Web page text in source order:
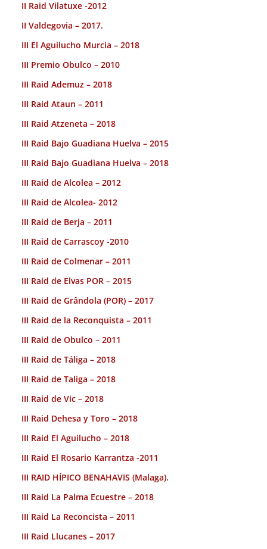
II Raid Vilatuxe -2012
II Valdegovia – 2017.
III El Aguilucho Murcia – 2018
III Premio Obulco – 2010
III Raid Ademuz – 2018
III Raid Ataun – 2011
III Raid Atzeneta – 2018
III Raid Bajo Guadiana Huelva – 2015
III Raid Bajo Guadiana Huelva – 2018
III Raid de Alcolea – 2012
III Raid de Alcolea- 2012
III Raid de Berja – 2011
III Raid de Carrascoy -2010
III Raid de Colmenar – 2011
III Raid de Elvas POR – 2015
III Raid de Grândola (POR) – 2017
III Raid de la Reconquista – 2011
III Raid de Obulco – 2011
III Raid de Táliga – 2018
III Raid de Taliga – 2018
III Raid de Vic – 2018
III Raid Dehesa y Toro – 2018
III Raid El Aguilucho – 2018
III Raid El Rosario Karrantza -2011
III RAID HÍPICO BENAHAVIS (Malaga).
III Raid La Palma Ecuestre – 2018
III Raid La Reconcista – 2011
III Raid Llucanes – 2017